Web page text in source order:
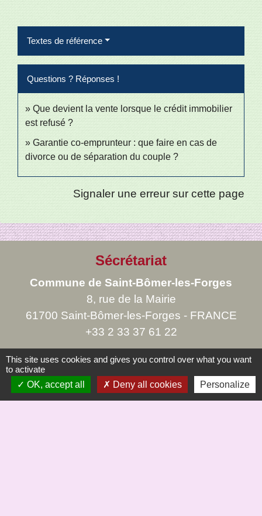
Textes de référence
Questions ? Réponses !
Que devient la vente lorsque le crédit immobilier
est refusé ?
Garantie co-emprunteur : que faire en cas de
divorce ou de séparation du couple ?
Signaler une erreur sur cette page
Sécrétariat
Commune de Saint-Bômer-les-Forges
8, rue de la Mairie
61700 Saint-Bômer-les-Forges - FRANCE
+33 2 33 37 61 22
Liens
This site uses cookies and gives you control over what you want
to activate
OK, accept all
Deny all cookies Personalize